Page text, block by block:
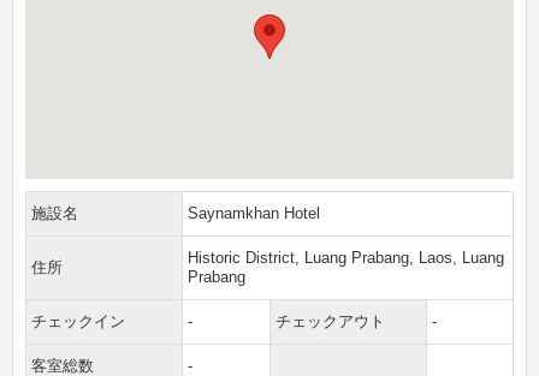
施設名 Saynamkhan Hotel
住所
Historic District, Luang Prabang, Laos, Luang
Prabang
チェックイン - チェックアウト -
客室総数 -